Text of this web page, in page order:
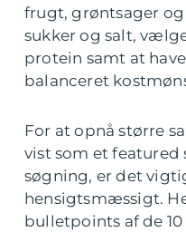
frugt, grøntsager
sukker og salt,
protein samt at
balanceret
For at opnå større
vist som et featured
søgning, er det
hensigtsmæssigt.
bulletpoints af de 10